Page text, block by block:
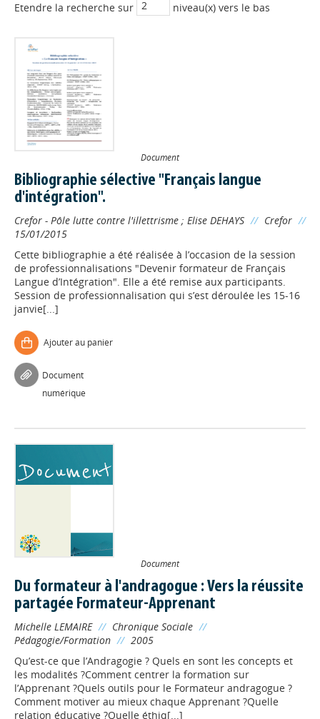
Etendre la recherche sur niveau(x) vers le bas
Document
Bibliographie sélective "Français langue
d'intégration".
Crefor - Pôle lutte contre l'illettrisme ; Elise DEHAYS // Crefor //
15/01/2015
Cette bibliographie a été réalisée à l’occasion de la session
de professionnalisations "Devenir formateur de Français
Langue d’Intégration". Elle a été remise aux participants.
Session de professionnalisation qui s’est déroulée les 15-16
janvie[...]
Ajouter au panier
Document
numérique
Document
Du formateur à l'andragogue : Vers la réussite
partagée Formateur-Apprenant
Michelle LEMAIRE // Chronique Sociale //
Pédagogie/Formation // 2005
Qu’est-ce que l’Andragogie ? Quels en sont les concepts et
les modalités ?Comment centrer la formation sur
l’Apprenant ?Quels outils pour le Formateur andragogue ?
Comment motiver au mieux chaque Apprenant ?Quelle
relation éducative ?Quelle éthiq[...]